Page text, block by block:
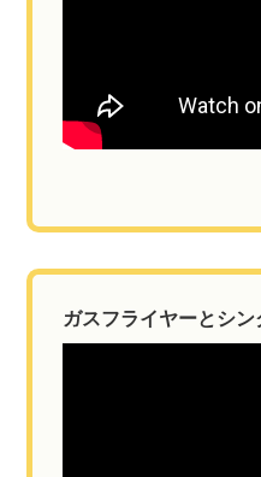
ガスフライヤーとシン